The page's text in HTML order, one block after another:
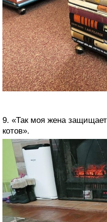
9. «Так моя жена
котов».